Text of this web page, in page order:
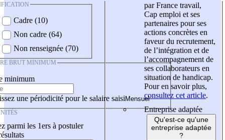
Cadre (10)
Non cadre (64)
Non renseignée (70)
BRUT MINIMUM
minimum
une périodicité pour le salaire saisi
parmi les 1ers à postuler
par France travail,
Cap emploi et ses
partenaires pour ses
actions concrètes en
faveur du recrutement,
de l’intégration et de
l’accompagnement de
ses collaborateurs en
situation de handicap.
Pour en savoir plus,
consultez cet article.
Entreprise adaptée
Qu'est-ce qu'une
entreprise adaptée
?